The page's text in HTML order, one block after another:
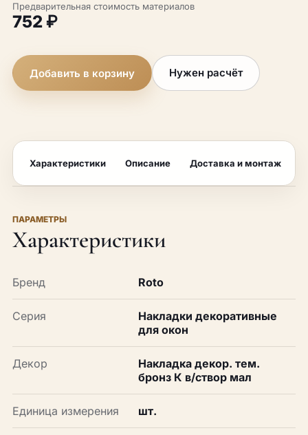
Предварительная стоимость материалов
752 ₽
Добавить в корзину Нужен расчёт
Характеристики Описание Доставка и монтаж
ПАРАМЕТРЫ
Характеристики
Бренд Roto
Серия
Накладки декоративные
для окон
Декор
Накладка декор. тем.
бронз К в/створ мал
Единица измерения шт.